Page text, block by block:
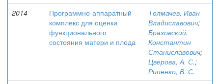
2014
Программно-аппаратный
комплекс для оценки
функционального
состояния матери и плода
Толмачев, Иван
Владиславович;
Бразовский,
Константин
Станиславович;
Цверова, А. С.;
Рипенко, В. С.